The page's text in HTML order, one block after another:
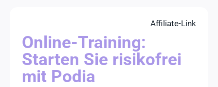
Affiliate-Link
Online-Training:
Starten Sie risikofrei
mit Podia